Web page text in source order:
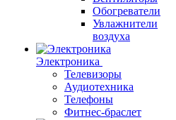
Обогреватели
Увлажнители
воздуха
Электроника
Телевизоры
Аудиотехника
Телефоны
Фитнес-браслет